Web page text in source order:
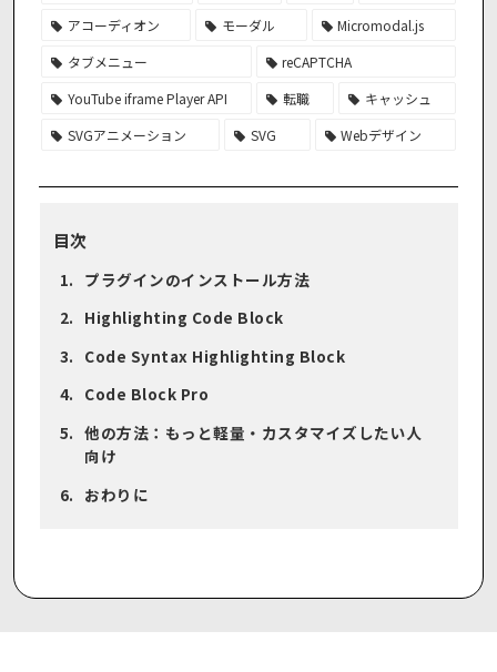
アコーディオン
モーダル
Micromodal.js
タブメニュー
reCAPTCHA
YouTube iframe Player API
転職
キャッシュ
SVGアニメーション
SVG Webデザイン
目次
プラグインのインストール方法
Highlighting Code Block
Code Syntax Highlighting Block
Code Block Pro
他の方法：もっと軽量・カスタマイズしたい人
向け
おわりに